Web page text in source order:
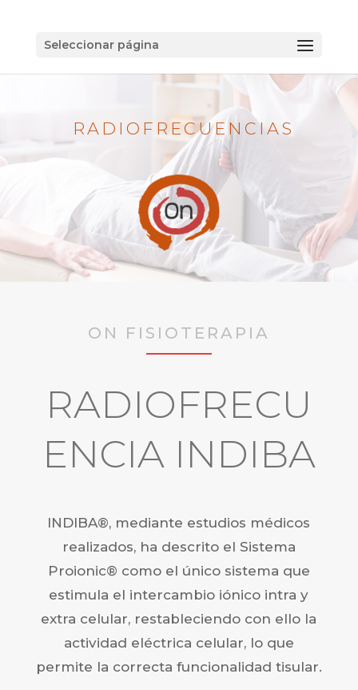
Seleccionar página
RADIOFRECUENCIAS
ON FISIOTERAPIA
RADIOFRECU
ENCIA INDIBA
INDIBA®, mediante estudios médicos
realizados, ha descrito el Sistema
Proionic® como el único sistema que
estimula el intercambio iónico intra y
extra celular, restableciendo con ello la
actividad eléctrica celular, lo que
permite la correcta funcionalidad tisular.